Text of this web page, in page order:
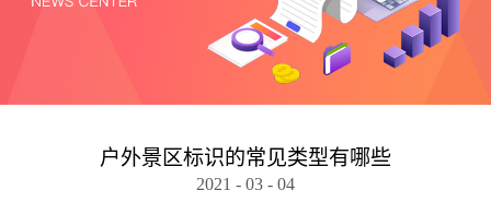
户外景区标识的常见类型有哪些
2021 - 03 - 04